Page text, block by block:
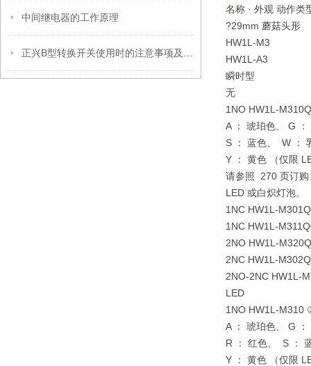
中间继电器的工作原理
名称 · 外观 动作
?29mm 蘑菇头形
HW1L-M3
HW1L-A3
瞬时型
无
1NO HW1L-
A ： 琥珀色、 G
S ： 蓝色、 W ：
Y ： 黄色 （仅限
请参照 270 页订购
LED 或白炽灯泡。
1NC HW1L-
1NC HW1L-
2NO HW1L-
2NC HW1L-
2NO-2NC HW1L-
LED
1NO HW1L-
A ： 琥珀色、 G
R ： 红色、 S ：
Y ： 黄色 （仅限